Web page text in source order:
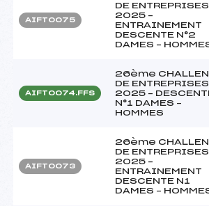
AIFT0075
DE ENTREPRISES
2025 –
ENTRAINEMENT
DESCENTE N°2
DAMES –
AIFT0074.FFS
26ème
DE ENTREPRISES
2025 –
N°1 DAMES –
HOMMES
AIFT0073
26ème
DE ENTREPRISES
2025 –
ENTRAINEMENT
DESCENTE N1
DAMES –